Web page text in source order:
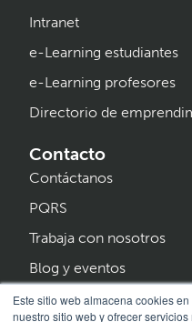
Este sitio web almacena cookies
nuestro sitio web y ofrecer
Intranet
e-Learning estudiantes
e-Learning profesores
Directorio de
Contacto
Contáctanos
PQRS
Trabaja con nosotros
Blog y eventos
Programa Creer